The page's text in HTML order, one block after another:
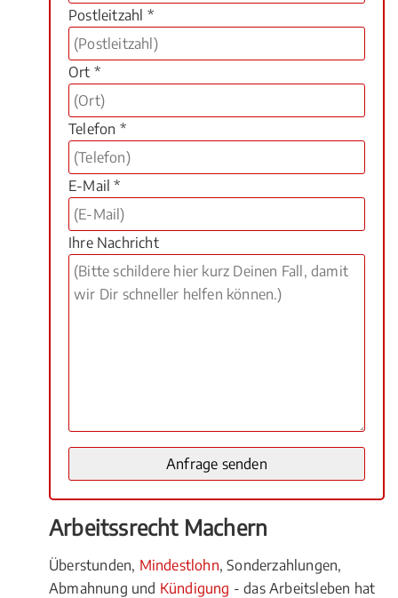
Postleitzahl *
Ort *
Telefon *
E-Mail *
Ihre Nachricht
Arbeitssrecht Machern
Überstunden, Mindestlohn, Sonderzahlungen,
Abmahnung und Kündigung - das Arbeitsleben hat